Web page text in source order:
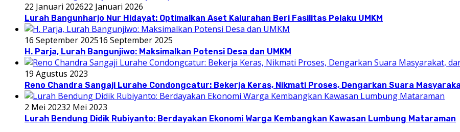
22 Januari 202622 Januari 2026
Lurah Bangunharjo Nur Hidayat: Optimalkan Aset Kalurahan Beri Fasilitas Pelaku UMKM
16 September 202516 September 2025
H. Parja, Lurah Bangunjiwo: Maksimalkan Potensi Desa dan UMKM
19 Agustus 2023
Reno Chandra Sangaji Lurahe Condongcatur: Bekerja Keras, Nikmati Proses, Dengarkan Suara
2 Mei 20232 Mei 2023
Lurah Bendung Didik Rubiyanto: Berdayakan Ekonomi Warga Kembangkan Kawasan Lumbung Mataraman